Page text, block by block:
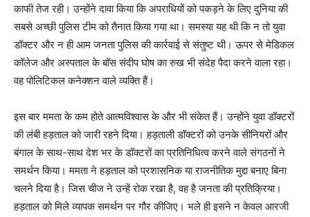
काफी तेज रही। उन्होंने दावा किया कि अपराधियों को पकड़ने के लिए दुनिया की
सबसे अच्छी पुलिस टीम को तैनात किया गया था। समस्या यह थी कि न तो युवा
डॉक्टर और न ही आम जनता पुलिस की कार्रवाई से संतुष्ट थी। ऊपर से मेडिकल
कॉलेज और अस्पताल के बॉस संदीप घोष का रुख भी संदेह पैदा करने वाला रहा।
वह पोलिटिकल कनेक्शन वाले व्यक्ति हैं।
इस बार ममता के कम होते आत्मविश्वास के और भी संकेत हैं। उन्होंने युवा डॉक्टरों
की लंबी हड़ताल को जारी रहने दिया। हड़ताली डॉक्टरों को उनके सीनियरों और
बंगाल के साथ-साथ देश भर के डॉक्टरों का प्रतिनिधित्व करने वाले संगठनों ने
समर्थन किया। ममता ने हड़ताल को प्रशासनिक या राजनीतिक मुद्दा बनाए बिना
चलने दिया है। जिस चीज ने उन्हें रोक रखा है, वह है जनता की प्रतिक्रिया।
हड़ताल को मिले व्यापक समर्थन पर गौर कीजिए। भले ही इसने न केवल आरजी